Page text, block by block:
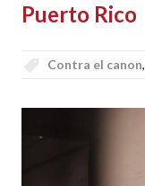
Puerto Rico
Contra el canon,